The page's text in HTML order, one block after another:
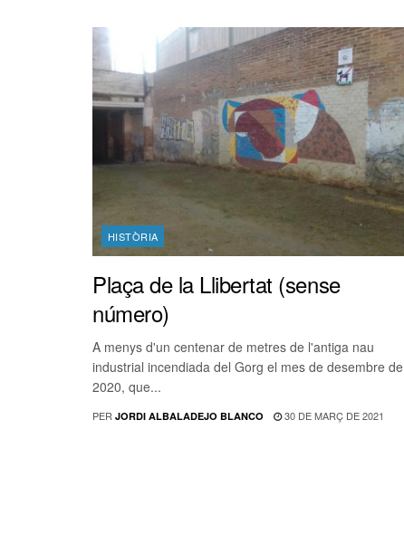
HISTÒRIA
Plaça de la Llibertat (sense
número)
A menys d'un centenar de metres de l'antiga nau
industrial incendiada del Gorg el mes de desembre de
2020, que...
PER JORDI ALBALADEJO BLANCO 30 DE MARÇ DE 2021